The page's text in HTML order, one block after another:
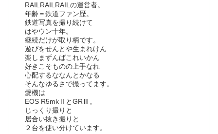
RAILRAILRAILの運営者。
年齢＝鉄道ファン歴。
鉄道写真を撮り続けて
はやウン十年。
継続だけが取り柄です。
遊びをせんとや生まれけん
楽しまずんばこれいかん
好きこそものの上手なれ
心配するななんとかなる
そんなゆるさで撮ってます。
愛機は
EOS R5mkⅡとGRⅢ。
じっくり撮りと
居合い抜き撮りと
２台を使い分けています。